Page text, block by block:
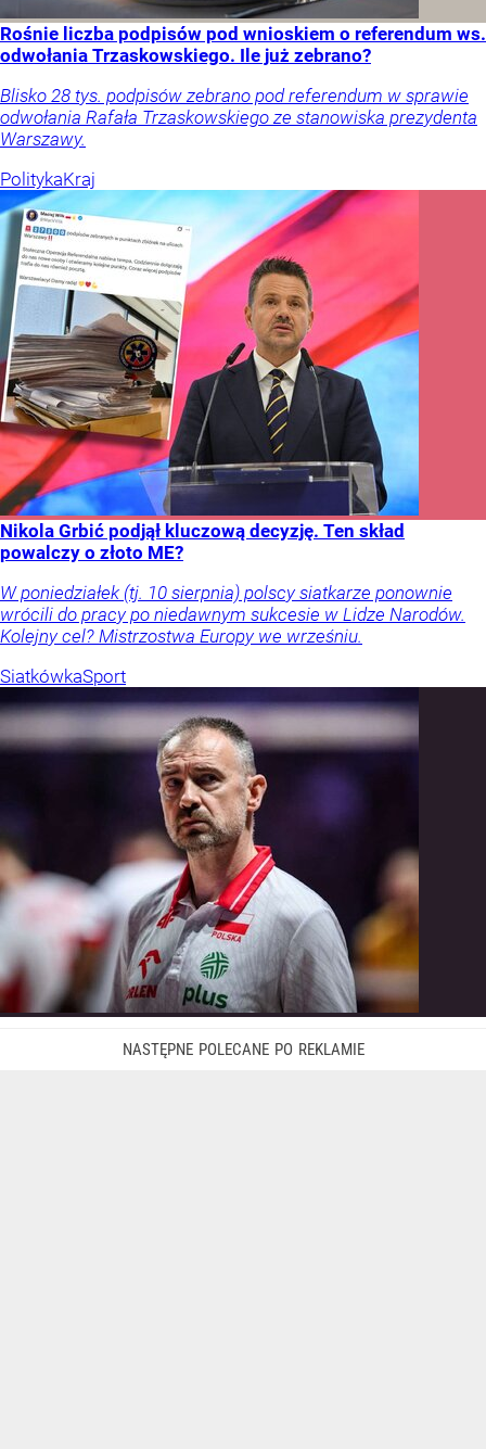
Rośnie liczba podpisów pod wnioskiem o referendum ws.
odwołania Trzaskowskiego. Ile już zebrano?
Blisko 28 tys. podpisów zebrano pod referendum w sprawie
odwołania Rafała Trzaskowskiego ze stanowiska prezydenta
Warszawy.
PolitykaKraj
Nikola Grbić podjął kluczową decyzję. Ten skład
powalczy o złoto ME?
W poniedziałek (tj. 10 sierpnia) polscy siatkarze ponownie
wrócili do pracy po niedawnym sukcesie w Lidze Narodów.
Kolejny cel? Mistrzostwa Europy we wrześniu.
SiatkówkaSport